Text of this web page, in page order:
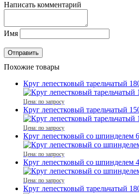
Написать комментарий
Имя
Похожие товары
Круг лепестковый тарельчатый
Цена: по запросу
Круг лепестковый тарельчатый
Цена: по запросу
Круг лепестковый со шпинделем
Цена: по запросу
Круг лепестковый со шпинделем
Цена: по запросу
Круг лепестковый тарельчатый